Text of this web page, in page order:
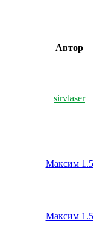
Автор
sirvlaser
Максим 1.5
Максим 1.5